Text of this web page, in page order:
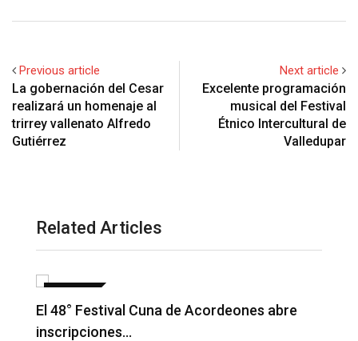
Previous article
La gobernación del Cesar
realizará un homenaje al
trirrey vallenato Alfredo
Gutiérrez
Next article
Excelente programación
musical del Festival
Étnico Intercultural de
Valledupar
Related Articles
Barranquilla realizará el concierto ‘Capital
de la Patria…